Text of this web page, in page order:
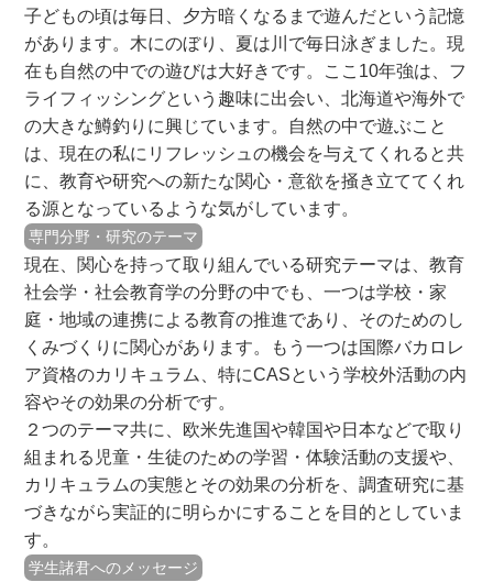
子どもの頃は毎日、夕方暗くなるまで遊んだという記憶
があります。木にのぼり、夏は川で毎日泳ぎました。現
在も自然の中での遊びは大好きです。ここ10年強は、フ
ライフィッシングという趣味に出会い、北海道や海外で
の大きな鱒釣りに興じています。自然の中で遊ぶこと
は、現在の私にリフレッシュの機会を与えてくれると共
に、教育や研究への新たな関心・意欲を掻き立ててくれ
る源となっているような気がしています。
専門分野・研究のテーマ
現在、関心を持って取り組んでいる研究テーマは、教育
社会学・社会教育学の分野の中でも、一つは学校・家
庭・地域の連携による教育の推進であり、そのためのし
くみづくりに関心があります。もう一つは国際バカロレ
ア資格のカリキュラム、特にCASという学校外活動の内
容やその効果の分析です。
２つのテーマ共に、欧米先進国や韓国や日本などで取り
組まれる児童・生徒のための学習・体験活動の支援や、
カリキュラムの実態とその効果の分析を、調査研究に基
づきながら実証的に明らかにすることを目的としていま
す。
学生諸君へのメッセージ